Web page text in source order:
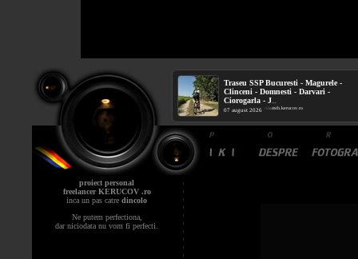
Traseu SSP Bucuresti - Magurele -
Clinceni - Domnesti - Darvari -
Ciorogarla - J...
07 august 2026 / via mtb.kerucov.ro
proiect personal
freelancer KERUCOV .ro
inca un pas catre dincolo
Ne putem perfectiona,
dar niciodata nu vom fi perfecti.